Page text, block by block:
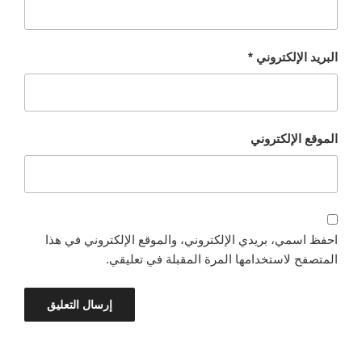
البريد الإلكتروني *
الموقع الإلكتروني
احفظ اسمي، بريدي الإلكتروني، والموقع الإلكتروني في هذا
المتصفح لاستخدامها المرة المقبلة في تعليقي.